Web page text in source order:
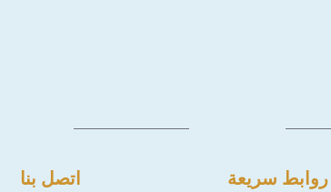
روابط سريعة اتصل بنا